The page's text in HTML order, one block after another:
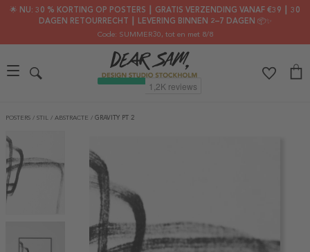
🌟 NU: 30 % KORTING OP POSTERS ┃ GRATIS VERZENDING VANAF €39 ┃ 30
DAGEN RETOURRECHT ┃ LEVERING BINNEN 2–7 DAGEN 📦✨
Code: SUMMER30, tot en met 8/8
POSTERS / STIL / ABSTRACTE / GRAVITY PT 2